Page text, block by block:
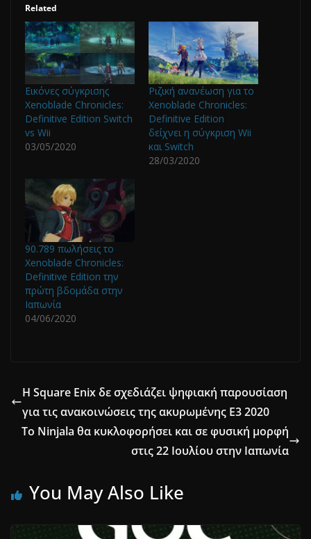
Related
Εικόνες σύγκρισης
Xenoblade Chronicles:
Definitive Edition Switch
vs Wii
03/05/2020
Ριζική ανανέωση για το
Xenoblade Chronicles:
Definitive Edition
δείχνει η σύγκριση Wii
και Switch
28/03/2020
90.789 πωλήσεις το
Xenoblade Chronicles:
Definitive Edition την
πρώτη βδομάδα στην
Ιαπωνία
04/06/2020
Η Square Enix δε σχεδιάζει ψηφιακή παρουσίαση
για τις ανακοινώσεις της ακυρωμένης E3 2020
Το Ninjala θα κυκλοφορήσει και σε φυσική μορφή
στις 22 Ιουλίου στην Ιαπωνία
You May Also Like